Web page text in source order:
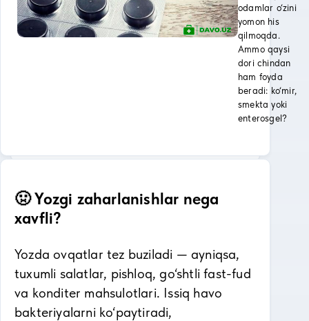
odamlar o‘zini
yomon his
qilmoqda.
Ammo qaysi
dori chindan
ham foyda
beradi: ko‘mir,
smekta yoki
enterosgel?
🤢 Yozgi zaharlanishlar nega
xavfli?
Yozda ovqatlar tez buziladi — ayniqsa,
tuxumli salatlar, pishloq, go‘shtli fast-fud
va konditer mahsulotlari. Issiq havo
bakteriyalarni ko‘paytiradi,